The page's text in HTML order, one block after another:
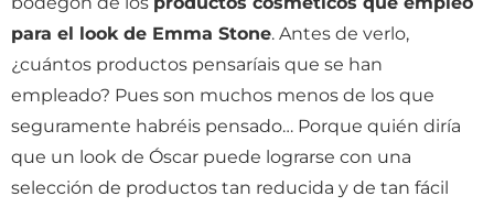
para el look de Emma Stone. Antes de verlo,
¿cuántos productos pensaríais que se han
empleado? Pues son muchos menos de los que
seguramente habréis pensado… Porque quién diría
que un look de Óscar puede lograrse con una
selección de productos tan reducida y de tan fácil